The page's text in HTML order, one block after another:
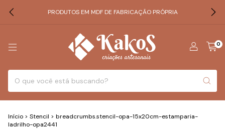
PRODUTOS EM MDF DE FABRICAÇÃO PRÓPRIA
0
Início > Stencil > breadcrumbs.stencil-opa-15x20cm-estamparia-
ladrilho-opa2441